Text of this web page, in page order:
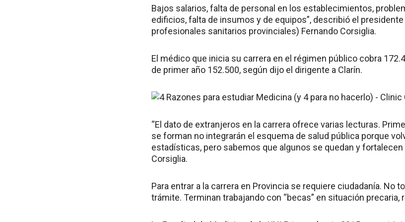
Bajos salarios, falta de personal en los establecimientos,
edificios, falta de insumos y de equipos”, describió el
profesionales sanitarios provinciales) Fernando Corsiglia.
El médico que inicia su carrera en el régimen público cobra
de primer año 152.500, según dijo el dirigente a Clarín.
“El dato de extranjeros en la carrera ofrece varias lecturas.
se forman no integrarán el esquema de salud pública porque
estadísticas, pero sabemos que algunos se quedan y
Corsiglia.
Para entrar a la carrera en Provincia se requiere ciudadanía. No
trámite. Terminan trabajando con “becas” en situación